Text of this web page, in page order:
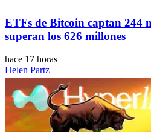
ETFs de Bitcoin captan 244
superan los 626 millones
hace 17 horas
Helen Partz